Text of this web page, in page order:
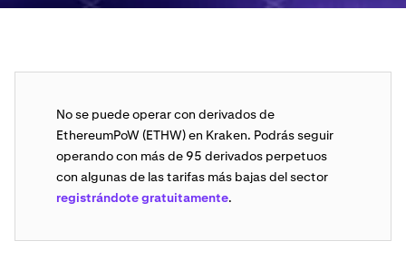
No se puede operar con derivados de
EthereumPoW (ETHW) en Kraken. Podrás seguir
operando con más de 95 derivados perpetuos
con algunas de las tarifas más bajas del sector
registrándote gratuitamente.